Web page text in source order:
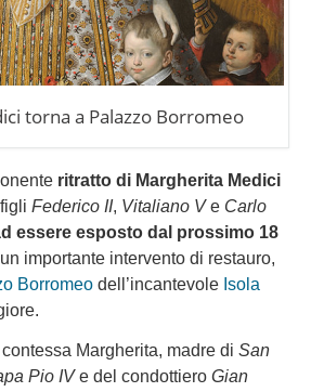
torna a Palazzo Borromeo
ritratto di Margherita Medici
Federico II, Vitaliano Ve Carlo
essere esposto dal prossimo 18
importante intervento di restauro,
Borromeo dell’incantevole Isola
contessa Margherita, madre di San
Pio IVe del condottiero Gian